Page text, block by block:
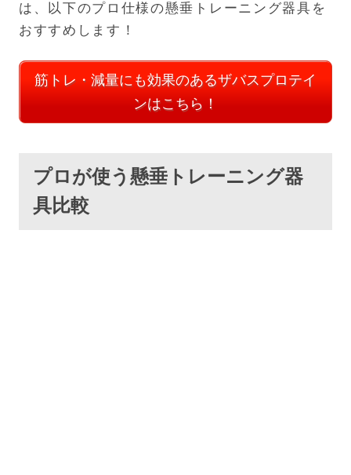
は、以下のプロ仕様の懸垂トレーニング器具を
おすすめします！
筋トレ・減量にも効果のあるザバスプロテイ
ンはこちら！
プロが使う懸垂トレーニング器
具比較